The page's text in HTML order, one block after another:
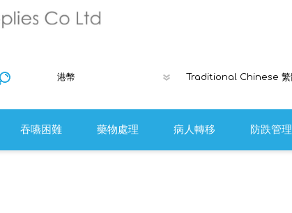
吞嚥困難 藥物處理 病人轉移 防跌管理